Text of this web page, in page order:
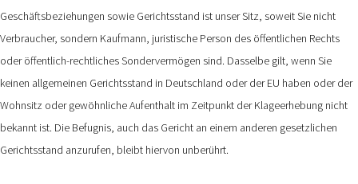
Geschäftsbeziehungen sowie Gerichtsstand ist unser Sitz, soweit Sie nicht
Verbraucher, sondern Kaufmann, juristische Person des öffentlichen Rechts
oder öffentlich-rechtliches Sondervermögen sind. Dasselbe gilt, wenn Sie
keinen allgemeinen Gerichtsstand in Deutschland oder der EU haben oder der
Wohnsitz oder gewöhnliche Aufenthalt im Zeitpunkt der Klageerhebung nicht
bekannt ist. Die Befugnis, auch das Gericht an einem anderen gesetzlichen
Gerichtsstand anzurufen, bleibt hiervon unberührt.